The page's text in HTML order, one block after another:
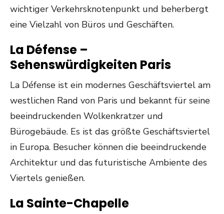
wichtiger Verkehrsknotenpunkt und beherbergt
eine Vielzahl von Büros und Geschäften.
La Défense –
Sehenswürdigkeiten Paris
La Défense ist ein modernes Geschäftsviertel am
westlichen Rand von Paris und bekannt für seine
beeindruckenden Wolkenkratzer und
Bürogebäude. Es ist das größte Geschäftsviertel
in Europa. Besucher können die beeindruckende
Architektur und das futuristische Ambiente des
Viertels genießen.
La Sainte-Chapelle